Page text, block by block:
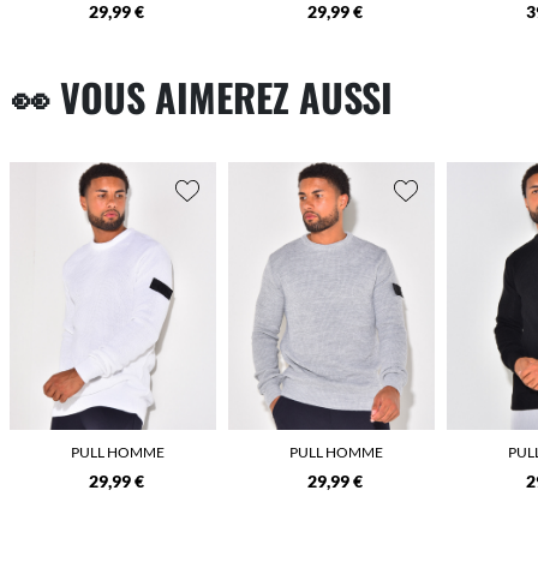
29,99 € 29,99 €
👀 VOUS AIMEREZ AUSSI
PULL HOMME
29,99 €
PULL HOMME
29,99 €